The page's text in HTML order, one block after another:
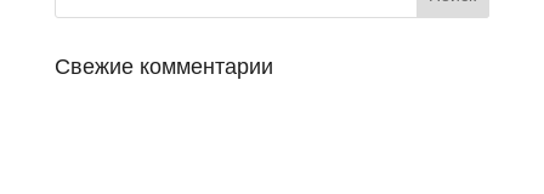
Свежие комментарии